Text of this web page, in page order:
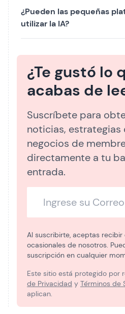
¿Pueden las pequeñas
utilizar la IA?
¿Te gustó lo
acabas de
Suscríbete para
noticias, estrategias
negocios de
directamente a tu
entrada.
Al suscribirte, aceptas
ocasionales de nosotros.
suscripción en cualquier
Este sitio está protegido por
de Privacidad y Términos de
aplican.